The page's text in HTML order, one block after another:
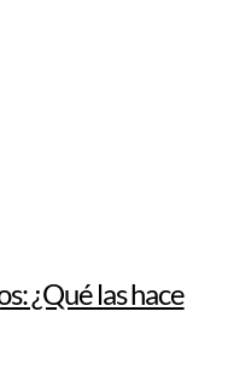
¿Qué las hace